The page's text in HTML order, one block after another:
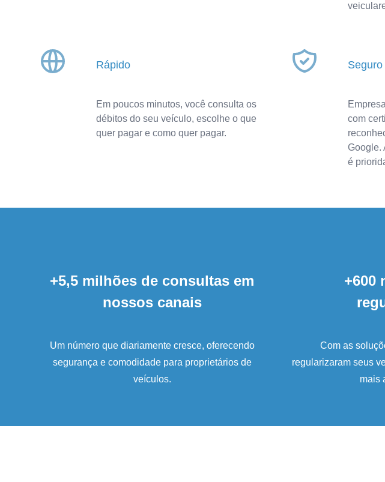
Rápido
Em poucos minutos, você consulta os
débitos do seu veículo, escolhe o que
quer pagar e como quer pagar.
Seguro
com
Google.
é
+5,5 milhões de consultas em
nossos canais
Um número que diariamente cresce, oferecendo
segurança e comodidade para proprietários de
veículos.
+600
Com as
regularizaram seus
mais